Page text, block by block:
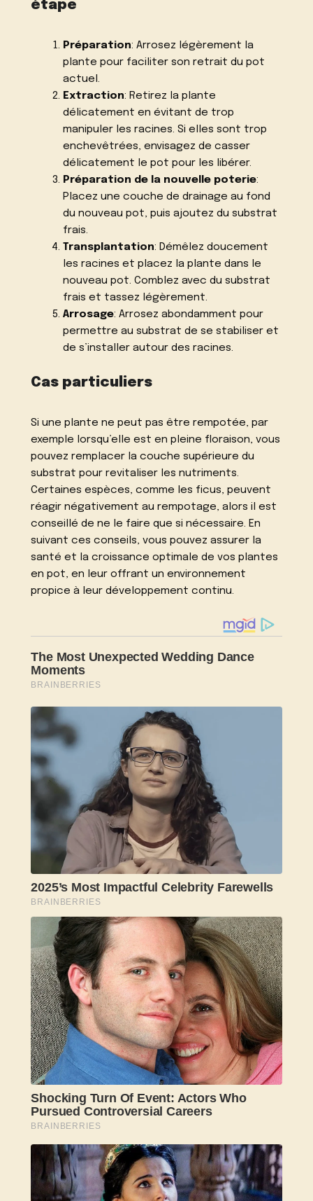
étape
Préparation: Arrosez légèrement la
plante pour faciliter son retrait du pot
actuel.
Extraction: Retirez la plante
délicatement en évitant de trop
manipuler les racines. Si elles sont trop
enchevêtrées, envisagez de casser
délicatement le pot pour les libérer.
Préparation de la nouvelle poterie:
Placez une couche de drainage au fond
du nouveau pot, puis ajoutez du substrat
frais.
Transplantation: Démêlez doucement
les racines et placez la plante dans le
nouveau pot. Comblez avec du substrat
frais et tassez légèrement.
Arrosage: Arrosez abondamment pour
permettre au substrat de se stabiliser et
de s’installer autour des racines.
Cas particuliers
Si une plante ne peut pas être rempotée, par
exemple lorsqu’elle est en pleine floraison, vous
pouvez remplacer la couche supérieure du
substrat pour revitaliser les nutriments.
Certaines espèces, comme les ficus, peuvent
réagir négativement au rempotage, alors il est
conseillé de ne le faire que si nécessaire. En
suivant ces conseils, vous pouvez assurer la
santé et la croissance optimale de vos plantes
en pot, en leur offrant un environnement
propice à leur développement continu.